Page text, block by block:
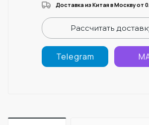
Доставка из Китая в Москву от
Рассчитать
Telegram